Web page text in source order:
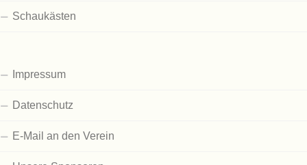
Schaukästen
Impressum
Datenschutz
E-Mail an den Verein